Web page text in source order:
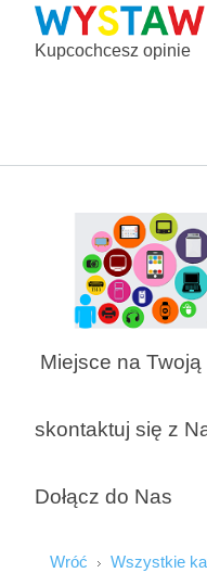
Kupcochcesz opinie
Miejsce na Twoją
skontaktuj się z
Dołącz do Nas
Wróć Wszystkie